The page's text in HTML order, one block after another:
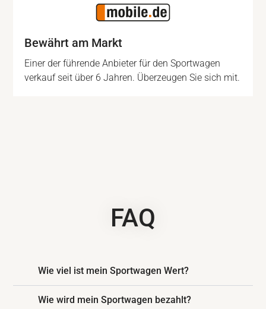
Bewährt am Markt
Einer der führende Anbieter für den Sportwagen
verkauf seit über 6 Jahren. Überzeugen Sie sich mit.
FAQ
Wie viel ist mein Sportwagen Wert?
Wie wird mein Sportwagen bezahlt?